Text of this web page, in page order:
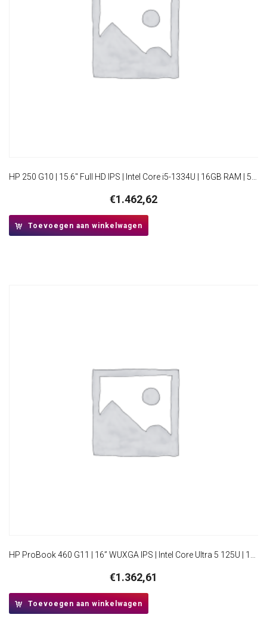
€1.462,62
Toevoegen aan winkelwagen
€1.362,61
Toevoegen aan winkelwagen